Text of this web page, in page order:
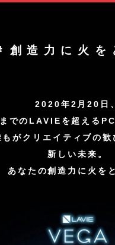
創造力に火を
2020年2月20日、
でのLAVIEを超えるPC
もがクリエイティブの歓
新しい未来。
あなたの創造力に火を